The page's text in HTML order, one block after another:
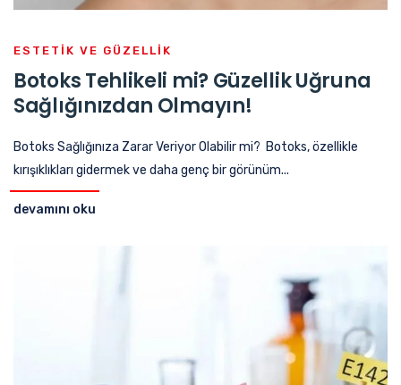
ESTETIK VE GÜZELLIK
Botoks Tehlikeli mi? Güzellik Uğruna
Sağlığınızdan Olmayın!
Botoks Sağlığınıza Zarar Veriyor Olabilir mi? Botoks, özellikle
kırışıklıkları gidermek ve daha genç bir görünüm...
devamını oku